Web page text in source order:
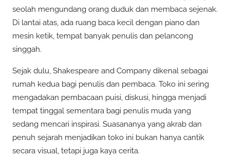
seolah mengundang orang duduk dan membaca sejenak.
Di lantai atas, ada ruang baca kecil dengan piano dan
mesin ketik, tempat banyak penulis dan pelancong
singgah.
Sejak dulu, Shakespeare and Company dikenal sebagai
rumah kedua bagi penulis dan pembaca. Toko ini sering
mengadakan pembacaan puisi, diskusi, hingga menjadi
tempat tinggal sementara bagi penulis muda yang
sedang mencari inspirasi. Suasananya yang akrab dan
penuh sejarah menjadikan toko ini bukan hanya cantik
secara visual, tetapi juga kaya cerita.